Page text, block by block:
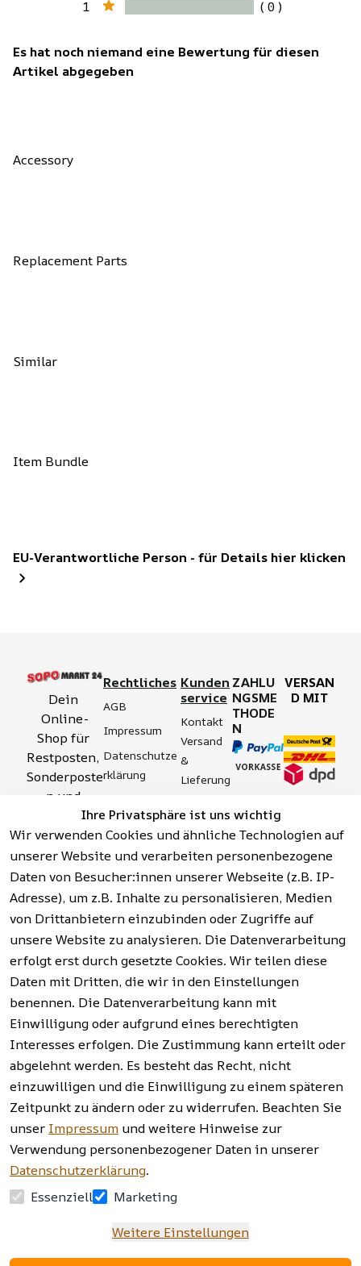
1
( 0 )
Es hat noch niemand eine Bewertung für diesen
Artikel abgegeben
Accessory
Replacement Parts
Similar
Item Bundle
EU-Verantwortliche Person - für Details hier klicken
Ihre Privatsphäre ist uns wichtig
Wir verwenden Cookies und ähnliche Technologien auf
unserer Website und verarbeiten personenbezogene
Daten von Besucher:innen unserer Webseite (z.B. IP-
Adresse), um z.B. Inhalte zu personalisieren, Medien
von Drittanbietern einzubinden oder Zugriffe auf
unsere Website zu analysieren. Die Datenverarbeitung
erfolgt erst durch gesetzte Cookies. Wir teilen diese
Daten mit Dritten, die wir in den Einstellungen
benennen. Die Datenverarbeitung kann mit
Einwilligung oder aufgrund eines berechtigten
Interesses erfolgen. Die Zustimmung kann erteilt oder
abgelehnt werden. Es besteht das Recht, nicht
einzuwilligen und die Einwilligung zu einem späteren
Zeitpunkt zu ändern oder zu widerrufen. Beachten Sie
unser Impressum und weitere Hinweise zur
Verwendung personenbezogener Daten in unserer
Datenschutzerklärung.
Essenziell
Marketing
Weitere Einstellungen
Dein
Online-
Shop für
Restposten,
Sonderposte
n und
Aktionsartik
el rund um
Werkzeuge,
Garten,
Haushalt
und mehr.
Vertrag
widerrufen
Rechtliches
AGB
Impressum
Datenschutze
rklärung
tserklärung
Widerrufsrech
t
Hinweise zur
Batterieentso
rgung
Kunden
service
Kontakt
Versand
&
Lieferung
&
Sicherhei
t
Häufige
Fragen
(FAQ)
ZAHLU
NGSME
THODE
N
VERSAN
D MIT
Facebook |
Instagram |
Newsletter
AGB | Impressum |
Datenschutzerklärung |
Barrierefreiheitserklärung |
Widerrufsrecht